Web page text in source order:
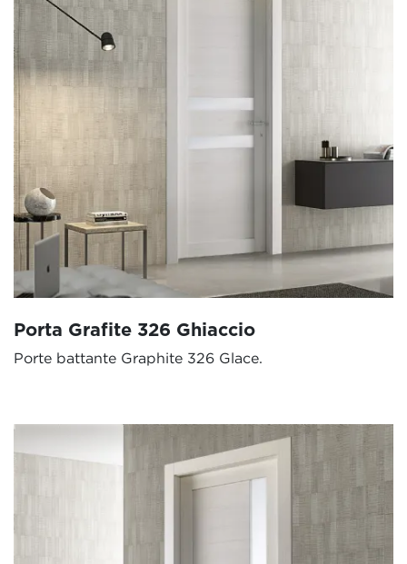
Porta Grafite 326 Ghiaccio
Porte battante Graphite 326 Glace.